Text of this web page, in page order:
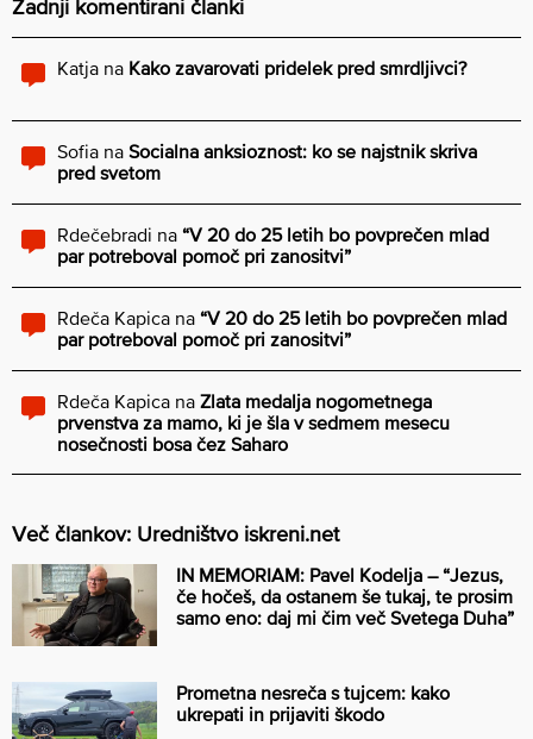
Zadnji komentirani članki
Katja na Kako zavarovati pridelek pred smrdljivci?
Sofia na Socialna anksioznost: ko se najstnik skriva
pred svetom
Rdečebradi na “V 20 do 25 letih bo povprečen mlad
par potreboval pomoč pri zanositvi”
Rdeča Kapica na “V 20 do 25 letih bo povprečen mlad
par potreboval pomoč pri zanositvi”
Rdeča Kapica na Zlata medalja nogometnega
prvenstva za mamo, ki je šla v sedmem mesecu
nosečnosti bosa čez Saharo
Več člankov: Uredništvo iskreni.net
IN MEMORIAM: Pavel Kodelja – “Jezus,
če hočeš, da ostanem še tukaj, te prosim
samo eno: daj mi čim več Svetega Duha”
Prometna nesreča s tujcem: kako
ukrepati in prijaviti škodo